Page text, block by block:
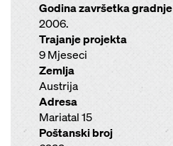
Godina završetka gradnje
2006.
Trajanje projekta
9 Mjeseci
Zemlja
Austrija
Adresa
Mariatal 15
Poštanski broj